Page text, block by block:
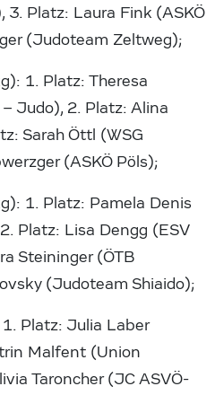
3. Platz: Laura Fink (ASKÖ
(Judoteam Zeltweg);
1. Platz: Theresa
Judo), 2. Platz: Alina
Sarah Öttl (WSG
(ASKÖ Pöls);
1. Platz: Pamela Denis
Platz: Lisa Dengg (ESV
Steininger (ÖTB
(Judoteam Shiaido);
Platz: Julia Laber
Malfent (Union
Taroncher (JC ASVÖ-